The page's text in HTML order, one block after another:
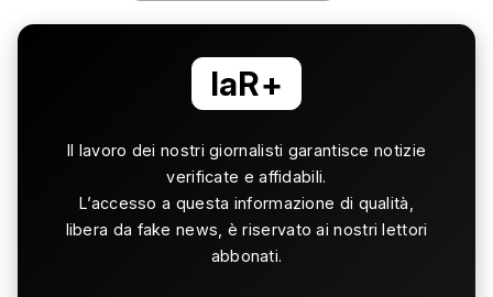
laR+
Il lavoro dei nostri giornalisti garantisce notizie
verificate e affidabili.
L’accesso a questa informazione di qualità,
libera da fake news, è riservato ai nostri lettori
abbonati.